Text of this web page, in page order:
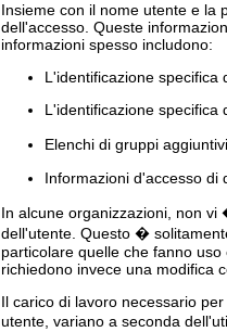
Insieme con il nome utente e la
dell'accesso. Queste
informazioni spesso includono:
L'identificazione specifica
L'identificazione specifica
Elenchi di gruppi
Informazioni d'accesso di
In alcune organizzazioni, non
dell'utente. Questo �
particolare quelle che fanno
richiedono invece una modifica
Il carico di lavoro necessario
utente, variano a seconda